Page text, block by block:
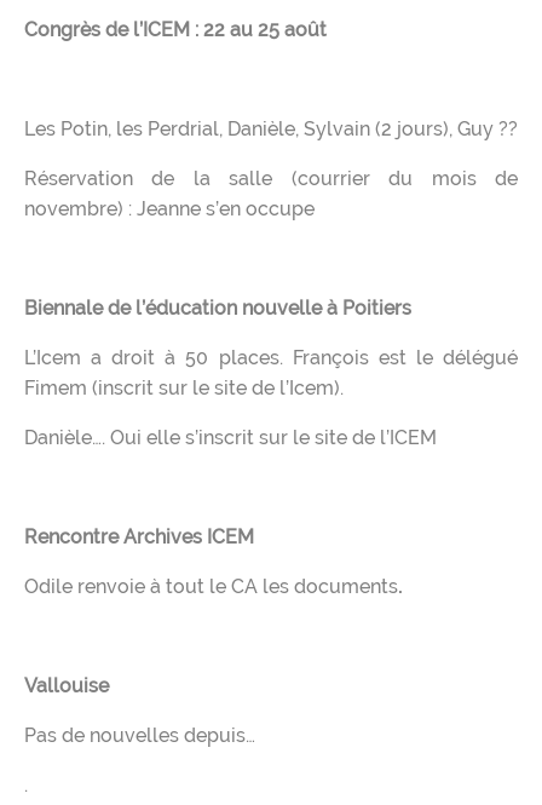
Congrès de l’ICEM : 22 au 25 août
Les Potin, les Perdrial, Danièle, Sylvain (2 jours), Guy ??
Réservation de la salle (courrier du mois de
novembre) : Jeanne s’en occupe
Biennale de l’éducation nouvelle à Poitiers
L’Icem a droit à 50 places. François est le délégué
Fimem (inscrit sur le site de l’Icem).
Danièle…. Oui elle s’inscrit sur le site de l’ICEM
Rencontre Archives ICEM
Odile renvoie à tout le CA les documents.
Vallouise
Pas de nouvelles depuis…
.